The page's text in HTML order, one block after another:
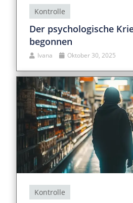
Kontrolle
Der psychologische
begonnen
Ivana Oktober 30, 2025
Kontrolle